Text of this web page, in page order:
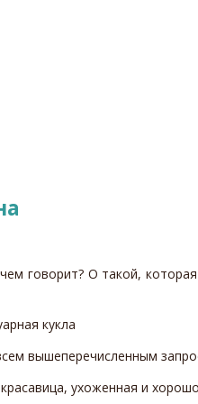
говорит? О такой,
вышеперечисленным
ухоженная и